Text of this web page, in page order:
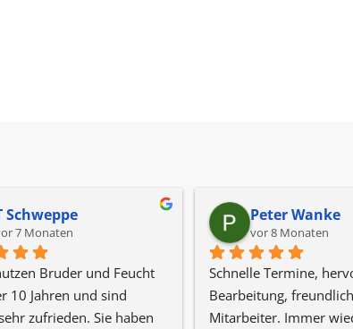
Schweppe
7 Monaten
Bruder und Feucht
10 Jahren und sind
zufrieden. Sie haben
Peter Wanke
vor 8 Monaten
Schnelle Termine,
Bearbeitung,
Mitarbeiter. Immer